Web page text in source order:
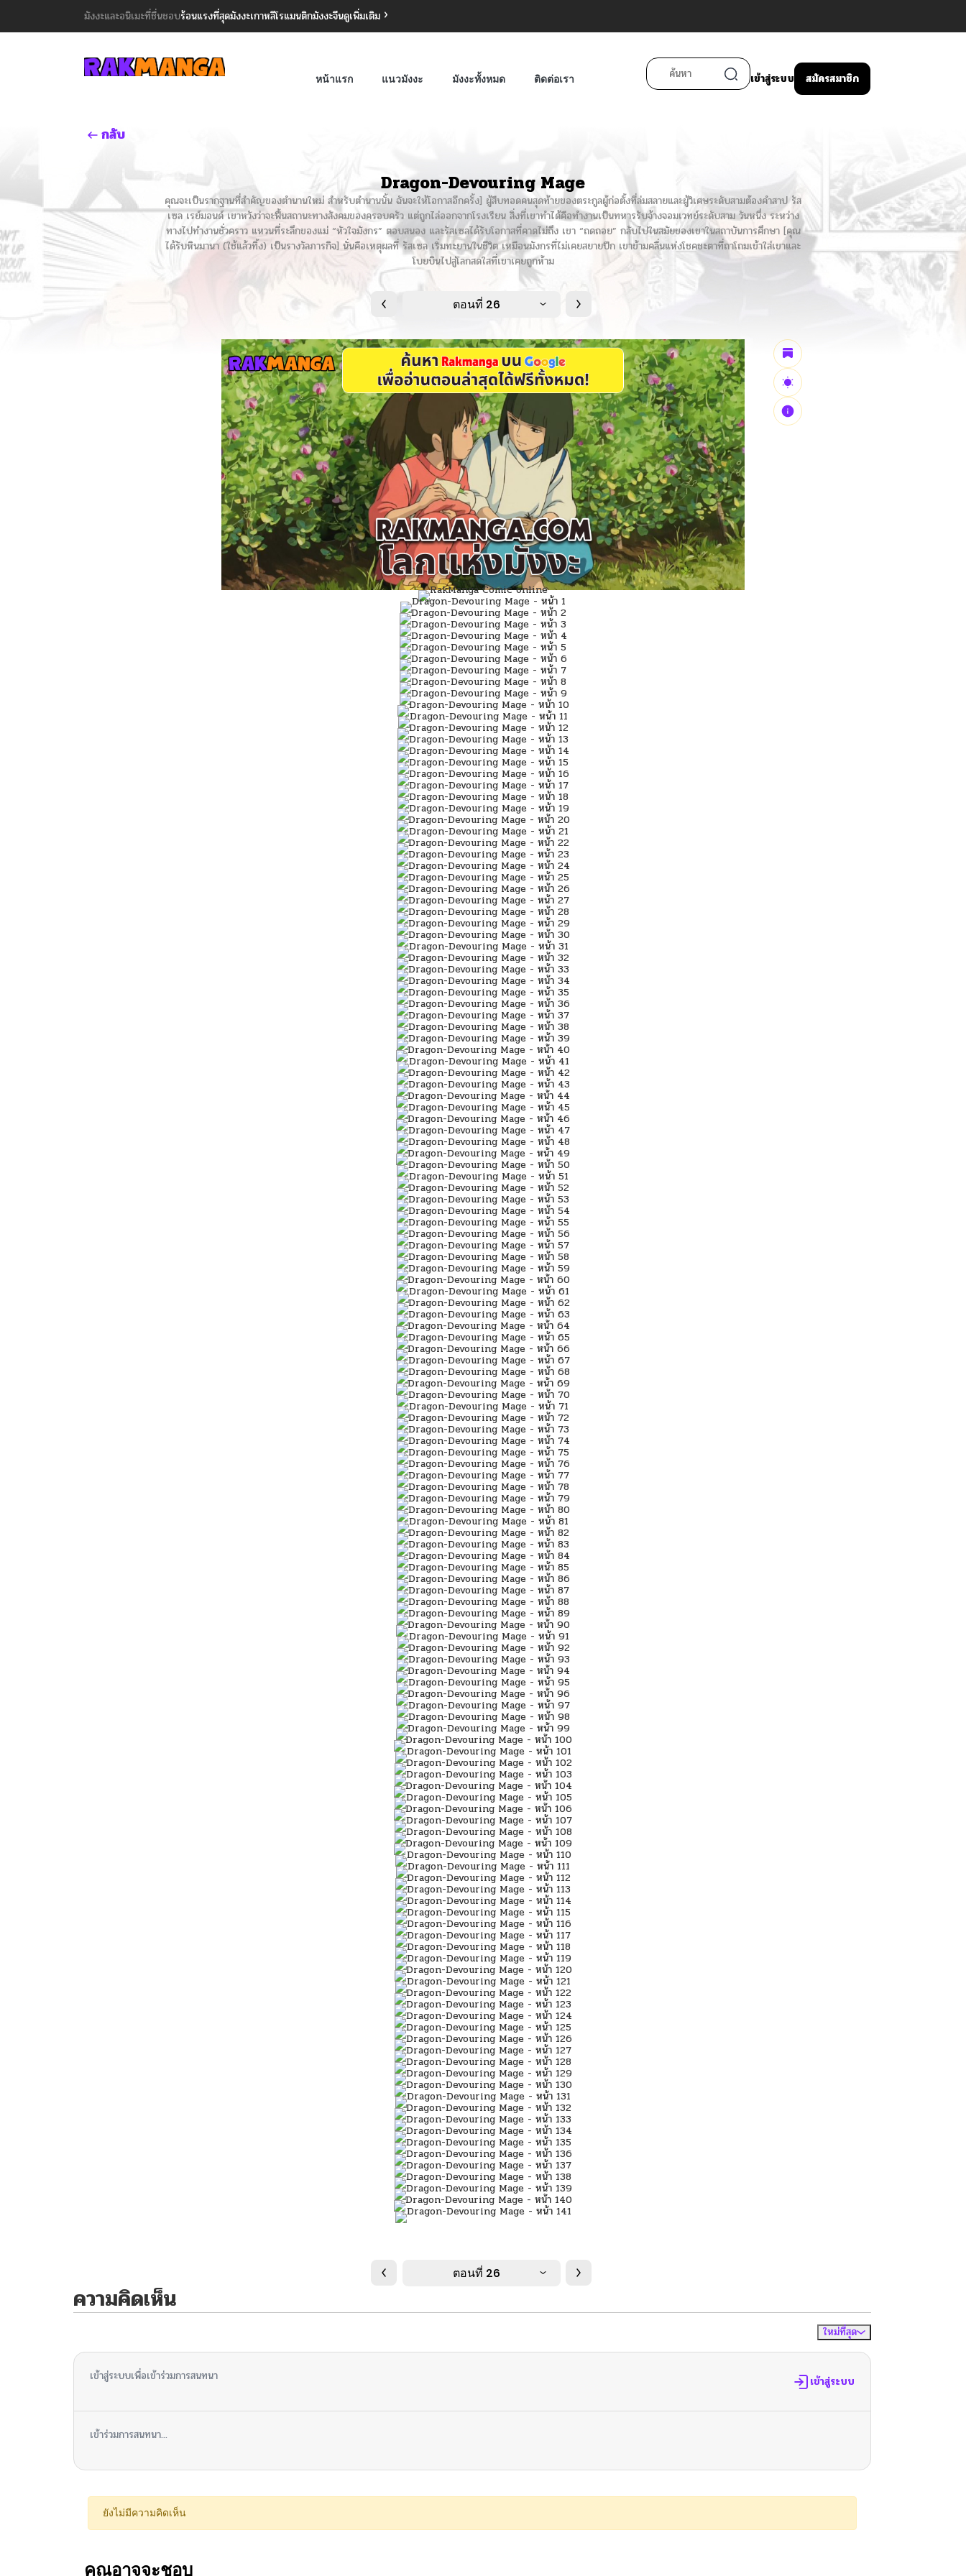
มังงะและอนิเมะที่ชื่นชอบร้อนแรงที่สุดมังงะเกาหลีโรแมนติกมังงะจีนดูเพิ่มเติม
หน้าแรก แนวมังงะ มังงะทั้งหมด ติดต่อเรา เข้าสู่ระบบ สมัครสมาชิก
กลับ
Dragon-Devouring Mage
คุณจะเป็นรากฐานที่สำคัญของตำนานใหม่ สำหรับตำนานนั้น ฉันจะให้โอกาสอีกครั้ง] ผู้สืบทอดคนสุดท้ายของตระกูลผู้ก่อตั้งที่ล่มสลายและผู้วิเศษระดับสามต้องคำสาป รัส
เซล เรย์มอนด์ เขาหวังว่าจะฟื้นสถานะทางสังคมของครอบครัว แต่ถูกไล่ออกจากโรงเรียน สิ่งที่เขาทำได้คือทำงานเป็นทหารรับจ้างจอมเวทย์ระดับสาม วันหนึ่ง ระหว่าง
ทางไปทำงานชั่วคราว แหวนที่ระลึกของแม่ “หัวใจมังกร” ตอบสนอง และรัสเซลได้รับโอกาสที่คาดไม่ถึง เขา “ถดถอย” กลับไปในสมัยของเขาในสถาบันการศึกษา [คุณ
ได้รับหินมานา (ใช้แล้วทิ้ง) เป็นรางวัลภารกิจ] นั่นคือเหตุผลที่ รัสเซล เริ่มทะยานในชีวิต เหมือนมังกรที่ไม่เคยสยายปีก เขาข้ามคลื่นแห่งโชคชะตาที่ถาโถมเข้าใส่เขาและ
โบยบินไปสู่โลกสดใสที่เขาเคยถูกห้าม
ตอนที่ 26
ตอนที่ 26
ความคิดเห็น
ใหม่ที่สุด
เข้าสู่ระบบเพื่อเข้าร่วมการสนทนา เข้าสู่ระบบ
เข้าร่วมการสนทนา...
ยังไม่มีความคิดเห็น
คุณอาจจะชอบ